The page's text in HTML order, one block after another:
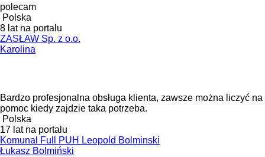
polecam
Polska
8 lat na portalu
ZASŁAW Sp. z o.o.
Karolina
Bardzo profesjonalna obsługa klienta, zawsze można liczyć na
pomoc kiedy zajdzie taka potrzeba.
Polska
17 lat na portalu
Komunal Full PUH Leopold Bolminski
Łukasz Bolmiński